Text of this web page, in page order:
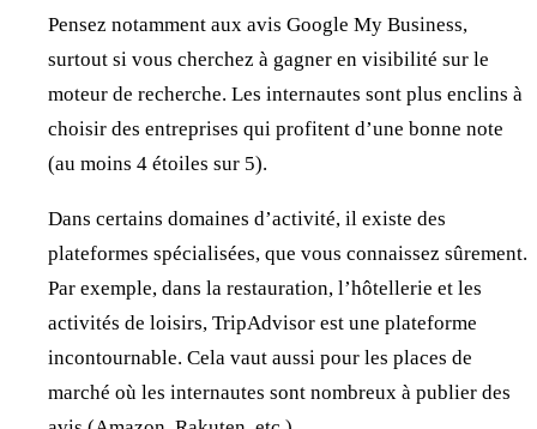
Pensez notamment aux avis Google My Business,
surtout si vous cherchez à gagner en visibilité sur le
moteur de recherche. Les internautes sont plus enclins à
choisir des entreprises qui profitent d’une bonne note
(au moins 4 étoiles sur 5).
Dans certains domaines d’activité, il existe des
plateformes spécialisées, que vous connaissez sûrement.
Par exemple, dans la restauration, l’hôtellerie et les
activités de loisirs, TripAdvisor est une plateforme
incontournable. Cela vaut aussi pour les places de
marché où les internautes sont nombreux à publier des